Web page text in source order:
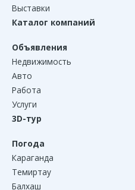
Выставки
Каталог компаний
Объявления
Недвижимость
Авто
Работа
Услуги
3D-тур
Погода
Караганда
Темиртау
Балхаш